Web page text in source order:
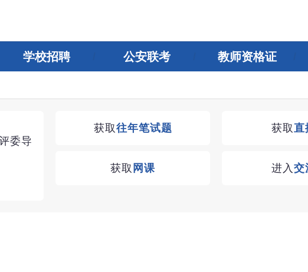
学校招聘 公安联考 教师资格证
委导
湖南教师招聘考试优学无忧VIP课程
获取往年笔试题 获取直
获取 网课 进入 交